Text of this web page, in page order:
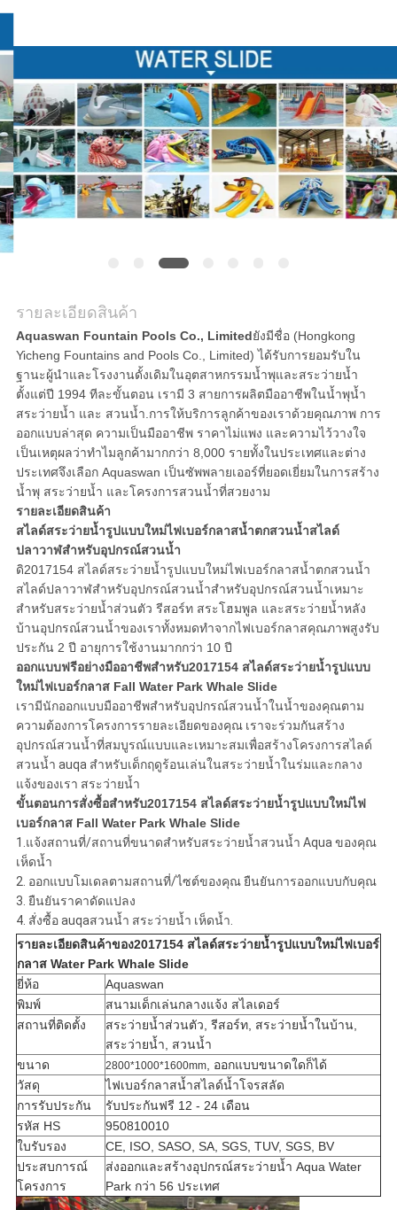
แผนผัง
เว็บไซต์
PRIVACY
POLICY
รายละเอียดสินค้า
Aquaswan Fountain Pools Co., Limitedยังมีชื่อ (Hongkong
Yicheng Fountains and Pools Co., Limited) ได้รับการยอมรับใน
ฐานะผู้นำและโรงงานดั้งเดิมในอุตสาหกรรมน้ำพุและสระว่ายน้ำ
ตั้งแต่ปี 1994 ทีละขั้นตอน เรามี 3 สายการผลิตมืออาชีพในน้ำพุน้ำ
สระว่ายน้ำ และ สวนน้ำ.การให้บริการลูกค้าของเราด้วยคุณภาพ การ
ออกแบบล่าสุด ความเป็นมืออาชีพ ราคาไม่แพง และความไว้วางใจ
เป็นเหตุผลว่าทำไมลูกค้ามากกว่า 8,000 รายทั้งในประเทศและต่าง
ประเทศจึงเลือก Aquaswan เป็นซัพพลายเออร์ที่ยอดเยี่ยมในการสร้าง
น้ำพุ สระว่ายน้ำ และโครงการสวนน้ำที่สวยงาม
รายละเอียดสินค้า
สไลด์สระว่ายน้ำรูปแบบใหม่ไฟเบอร์กลาสน้ำตกสวนน้ำสไลด์
ปลาวาฬสำหรับอุปกรณ์สวนน้ำ
ดิ2017154 สไลด์สระว่ายน้ำรูปแบบใหม่ไฟเบอร์กลาสน้ำตกสวนน้ำ
สไลด์ปลาวาฬสำหรับอุปกรณ์สวนน้ำสำหรับอุปกรณ์สวนน้ำเหมาะ
สำหรับสระว่ายน้ำส่วนตัว รีสอร์ท สระโฮมพูล และสระว่ายน้ำหลัง
บ้านอุปกรณ์สวนน้ำของเราทั้งหมดทำจากไฟเบอร์กลาสคุณภาพสูงรับ
ประกัน 2 ปี อายุการใช้งานมากกว่า 10 ปี
ออกแบบฟรีอย่างมืออาชีพสำหรับ2017154 สไลด์สระว่ายน้ำรูปแบบ
ใหม่ไฟเบอร์กลาส Fall Water Park Whale Slide
เรามีนักออกแบบมืออาชีพสำหรับอุปกรณ์สวนน้ำในน้ำของคุณตาม
ความต้องการโครงการรายละเอียดของคุณ เราจะร่วมกันสร้าง
อุปกรณ์สวนน้ำที่สมบูรณ์แบบและเหมาะสมเพื่อสร้างโครงการสไลด์
สวนน้ำ auqa สำหรับเด็กฤดูร้อนเล่นในสระว่ายน้ำในร่มและกลาง
แจ้งของเรา สระว่ายน้ำ
ขั้นตอนการสั่งซื้อสำหรับ2017154 สไลด์สระว่ายน้ำรูปแบบใหม่ไฟ
เบอร์กลาส Fall Water Park Whale Slide
1.แจ้งสถานที่/สถานที่ขนาดสำหรับสระว่ายน้ำสวนน้ำ Aqua ของคุณ
เห็ดน้ำ
2. ออกแบบโมเดลตามสถานที่/ไซต์ของคุณ ยืนยันการออกแบบกับคุณ
3. ยืนยันราคาดัดแปลง
4. สั่งซื้อ auqaสวนน้ำ สระว่ายน้ำ เห็ดน้ำ.
รายละเอียดสินค้าของ2017154 สไลด์สระว่ายน้ำรูปแบบใหม่ไฟเบอร์
กลาส Water Park Whale Slide
ยี่ห้อ
Aquaswan
พิมพ์
สนามเด็กเล่นกลางแจ้ง สไลเดอร์
สถานที่ติดตั้ง
สระว่ายน้ำส่วนตัว, รีสอร์ท, สระว่ายน้ำในบ้าน,
สระว่ายน้ำ, สวนน้ำ
ขนาด
2800*1000*1600mm, ออกแบบขนาดใดก็ได้
วัสดุ
ไฟเบอร์กลาสน้ำสไลด์น้ำโจรสลัด
การรับประกัน
รับประกันฟรี 12 - 24 เดือน
รหัส HS
950810010
ใบรับรอง
CE, ISO, SASO, SA, SGS, TUV, SGS, BV
ประสบการณ์
โครงการ
ส่งออกและสร้างอุปกรณ์สระว่ายน้ำ Aqua Water
Park กว่า 56 ประเทศ